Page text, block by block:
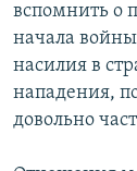
вспомнить о
начала
насилия в
нападения,
довольно